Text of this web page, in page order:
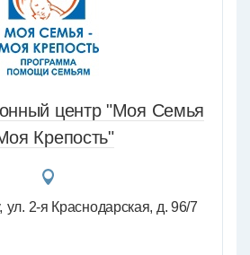
центр "Моя Семья
Крепость"
ул. 2-я Краснодарская, д. 96/7